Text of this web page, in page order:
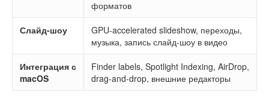
форматов
Слайд-шоу
GPU-accelerated slideshow, переходы,
музыка, запись слайд-шоу в видео
Интеграция с
macOS
Finder labels, Spotlight Indexing, AirDrop,
drag-and-drop, внешние редакторы